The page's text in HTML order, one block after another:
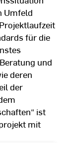
Umfeld
für die
und
deren
der
ist
mit